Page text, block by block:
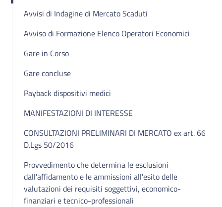
Avvisi di Indagine di Mercato Scaduti
Avviso di Formazione Elenco Operatori Economici
Gare in Corso
Gare concluse
Payback dispositivi medici
MANIFESTAZIONI DI INTERESSE
CONSULTAZIONI PRELIMINARI DI MERCATO ex art. 66
D.Lgs 50/2016
Provvedimento che determina le esclusioni
dall'affidamento e le ammissioni all'esito delle
valutazioni dei requisiti soggettivi, economico-
finanziari e tecnico-professionali